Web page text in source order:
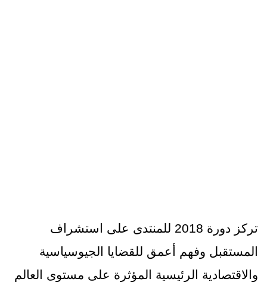
تركز دورة 2018 للمنتدى على استشراف
المستقبل وفهم أعمق للقضايا الجيوسياسية
والاقتصادية الرئيسية المؤثرة على مستوى العالم